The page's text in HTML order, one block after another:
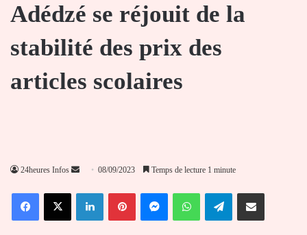
Adédzé se réjouit de la
stabilité des prix des
articles scolaires
24heures Infos
Envoyer
courriel
08/09/2023 Temps de lecture 1 minute
FacebookX LinkedinPinterestMessengerWhatsAppTelegramPartager par email